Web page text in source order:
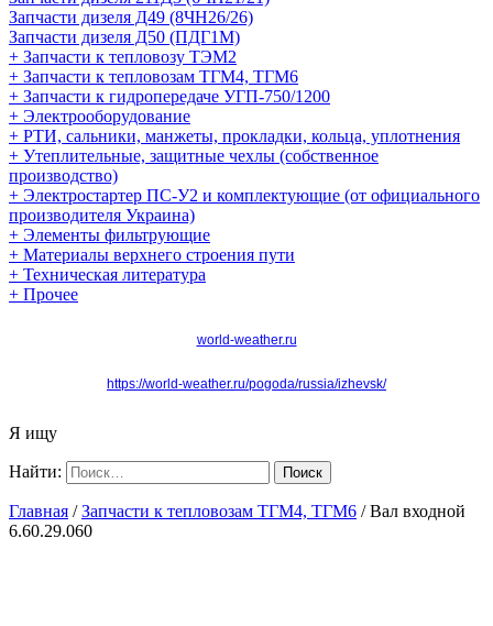
Запчасти дизеля Д49 (8ЧН26/26)
Запчасти дизеля Д50 (ПДГ1М)
+ Запчасти к тепловозу ТЭМ2
+ Запчасти к тепловозам ТГМ4, ТГМ6
+ Запчасти к гидропередаче УГП-750/1200
+ Электрооборудование
+ РТИ, сальники, манжеты, прокладки, кольца, уплотнения
+ Утеплительные, защитные чехлы (собственное
производство)
+ Электростартер ПС-У2 и комплектующие (от официального
производителя Украина)
+ Элементы фильтрующие
+ Материалы верхнего строения пути
+ Техническая литература
+ Прочее
world-weather.ru
https://world-weather.ru/pogoda/russia/izhevsk/
Я ищу
Найти:
Главная / Запчасти к тепловозам ТГМ4, ТГМ6 / Вал входной
6.60.29.060